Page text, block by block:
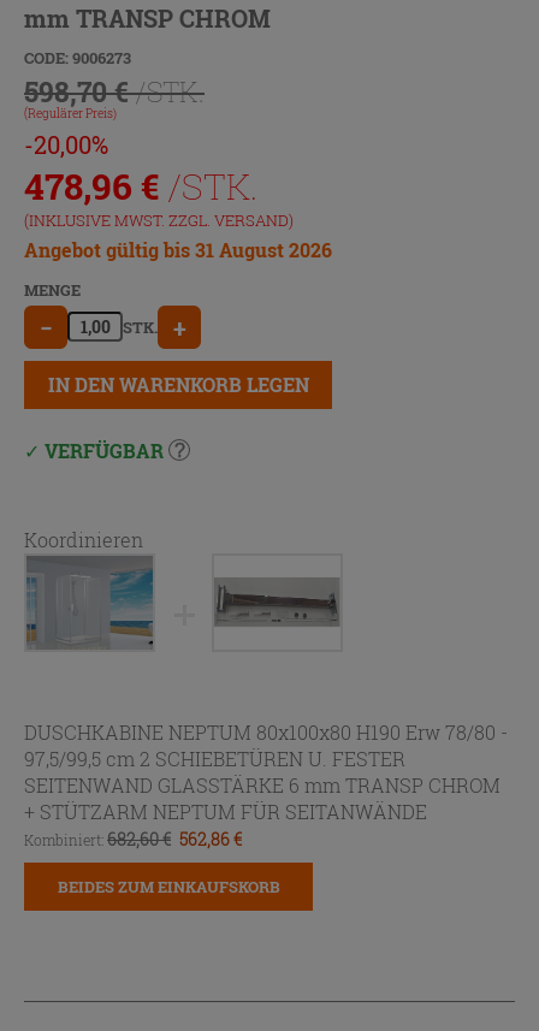
mm TRANSP CHROM
CODE: 9006273
598,70 €/STK.
(Regulärer Preis)
-20,00%
478,96 € /STK.
(INKLUSIVE MWST. ZZGL. VERSAND)
Angebot gültig bis 31 August 2026
MENGE
− STK. +
IN DEN WARENKORB LEGEN
VERFÜGBAR
Koordinieren
DUSCHKABINE NEPTUM 80x100x80 H190 Erw 78/80 -
97,5/99,5 cm 2 SCHIEBETÜREN U. FESTER
SEITENWAND GLASSTÄRKE 6 mm TRANSP CHROM
+ STÜTZARM NEPTUM FÜR SEITANWÄNDE
Kombiniert:682,60 € 562,86 €
BEIDES ZUM EINKAUFSKORB